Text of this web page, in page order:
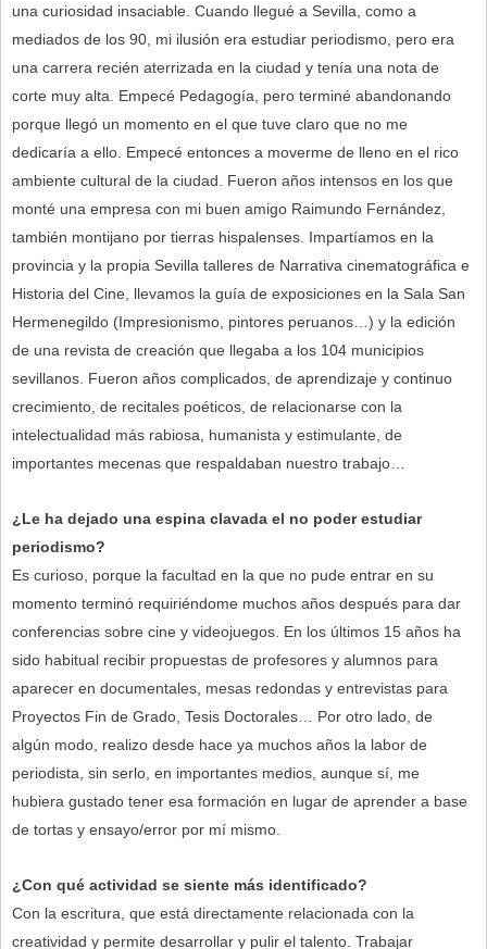
una curiosidad insaciable. Cuando llegué a Sevilla, como a
mediados de los 90, mi ilusión era estudiar periodismo, pero era
una carrera recién aterrizada en la ciudad y tenía una nota de
corte muy alta. Empecé Pedagogía, pero terminé abandonando
porque llegó un momento en el que tuve claro que no me
dedicaría a ello. Empecé entonces a moverme de lleno en el rico
ambiente cultural de la ciudad. Fueron años intensos en los que
monté una empresa con mi buen amigo Raimundo Fernández,
también montijano por tierras hispalenses. Impartíamos en la
provincia y la propia Sevilla talleres de Narrativa cinematográfica e
Historia del Cine, llevamos la guía de exposiciones en la Sala San
Hermenegildo (Impresionismo, pintores peruanos…) y la edición
de una revista de creación que llegaba a los 104 municipios
sevillanos. Fueron años complicados, de aprendizaje y continuo
crecimiento, de recitales poéticos, de relacionarse con la
intelectualidad más rabiosa, humanista y estimulante, de
importantes mecenas que respaldaban nuestro trabajo…
¿Le ha dejado una espina clavada el no poder estudiar
periodismo?
Es curioso, porque la facultad en la que no pude entrar en su
momento terminó requiriéndome muchos años después para dar
conferencias sobre cine y videojuegos. En los últimos 15 años ha
sido habitual recibir propuestas de profesores y alumnos para
aparecer en documentales, mesas redondas y entrevistas para
Proyectos Fin de Grado, Tesis Doctorales… Por otro lado, de
algún modo, realizo desde hace ya muchos años la labor de
periodista, sin serlo, en importantes medios, aunque sí, me
hubiera gustado tener esa formación en lugar de aprender a base
de tortas y ensayo/error por mí mismo.
¿Con qué actividad se siente más identificado?
Con la escritura, que está directamente relacionada con la
creatividad y permite desarrollar y pulir el talento. Trabajar